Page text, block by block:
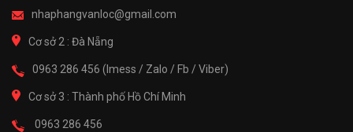
nhaphangvanloc@gmail.com
Cơ sở 2 : Đà Nẵng
0963 286 456 (Imess / Zalo / Fb / Viber)
Cơ sở 3 : Thành phố Hồ Chí Minh
0963 286 456